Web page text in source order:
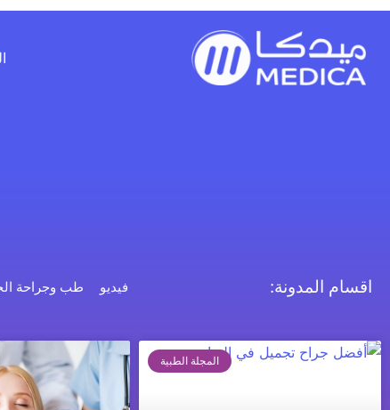
تخطي
المحتوى
اقسام المدونة: فيديو طب وجراحة
المجلة الطبية